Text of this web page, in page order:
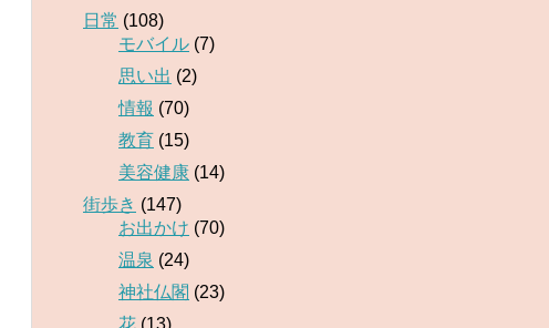
日常 (108)
モバイル (7)
思い出 (2)
情報 (70)
教育 (15)
美容健康 (14)
街歩き (147)
お出かけ (70)
温泉 (24)
神社仏閣 (23)